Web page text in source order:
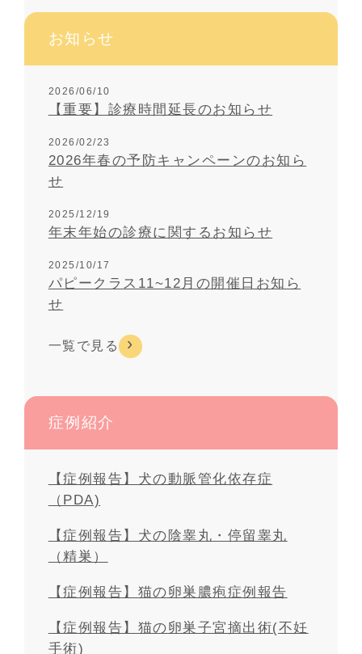
お知らせ
2026/06/10
【重要】診療時間延長のお知らせ
2026/02/23
2026年春の予防キャンペーンのお知ら
せ
2025/12/19
年末年始の診療に関するお知らせ
2025/10/17
パピークラス11~12月の開催日お知ら
せ
一覧で見る
症例紹介
【症例報告】犬の動脈管化依存症
（PDA)
【症例報告】犬の陰睾丸・停留睾丸
（精巣）
【症例報告】猫の卵巣膿疱症例報告
【症例報告】猫の卵巣子宮摘出術(不妊
手術)